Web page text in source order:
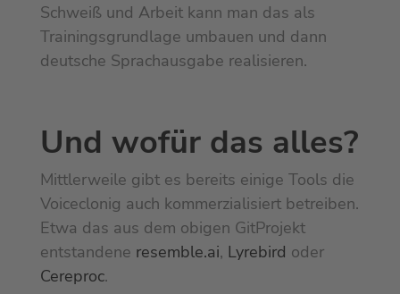
Schweiß und Arbeit kann man das als
Trainingsgrundlage umbauen und dann
deutsche Sprachausgabe realisieren.
Und wofür das alles?
Mittlerweile gibt es bereits einige Tools die
Voiceclonig auch kommerzialisiert betreiben.
Etwa das aus dem obigen GitProjekt
entstandene resemble.ai, Lyrebird oder
Cereproc.